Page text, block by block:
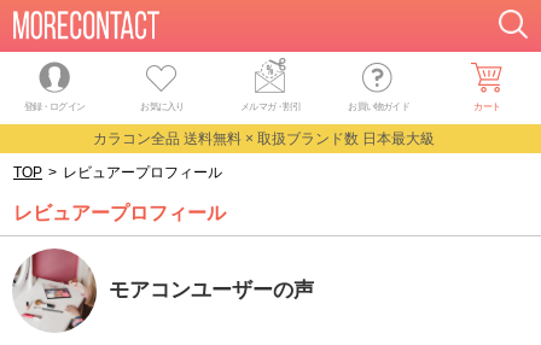
登録・ログイン お気に入り メルマガ・割引 お買い物ガイド カート
カラコン全品 送料無料 × 取扱ブランド数 日本最大級
TOP > レビュアープロフィール
レビュアープロフィール
モアコンユーザーの声